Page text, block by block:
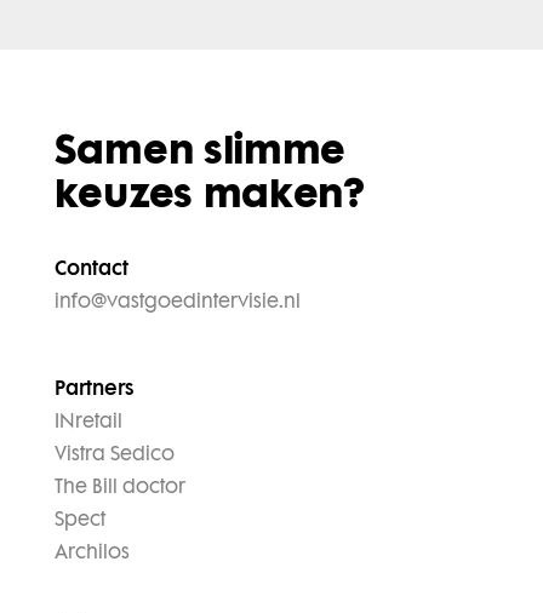
Samen slimme
keuzes maken?
Contact
info@vastgoedintervisie.nl
Partners
INretail
Vistra Sedico
The Bill doctor
Spect
Archilos